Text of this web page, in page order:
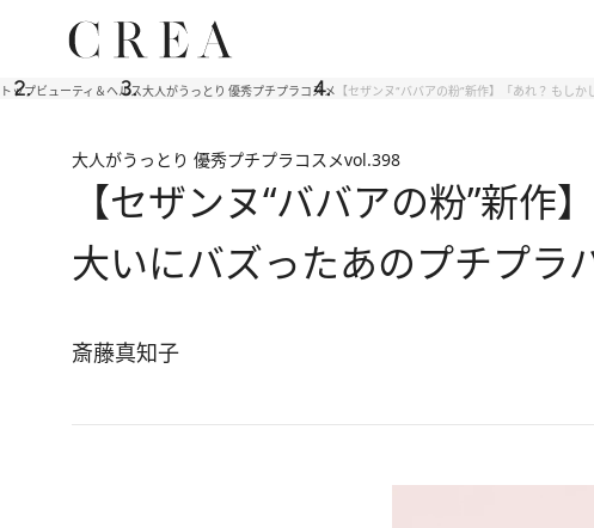
トップビューティ＆ヘルス大人がうっとり 優秀プチプラコスメ 【セザンヌ“ババアの粉”新作】「あれ？ もし
大人がうっとり 優秀プチプラコスメvol.398
【セザンヌ“ババアの粉”新
大いにバズったあのプチプラ
斎藤真知子